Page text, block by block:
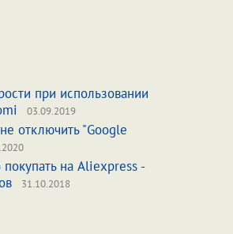
при использовании
03.09.2019
отключить "Google
на Aliexpress -
31.10.2018